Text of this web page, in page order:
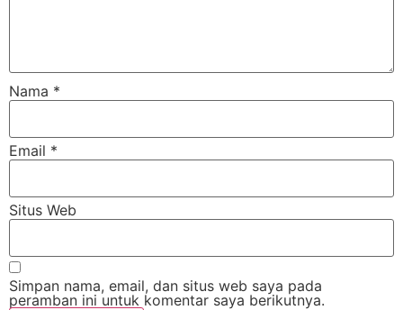
Nama *
Email *
Situs Web
Simpan nama, email, dan situs web saya pada
peramban ini untuk komentar saya berikutnya.